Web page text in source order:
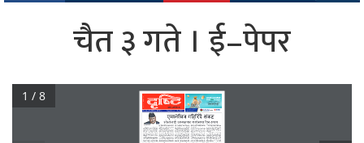
चैत ३ गते । ई–पेपर
1 / 8